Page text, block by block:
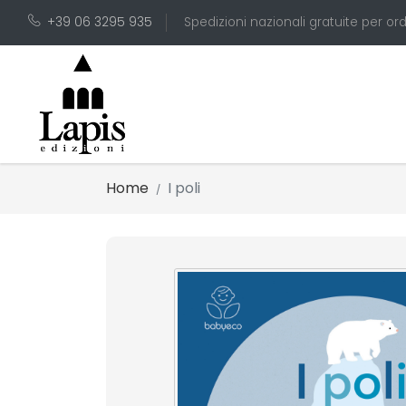
+39 06 3295 935 Spedizioni nazionali gratuite per
Home I poli